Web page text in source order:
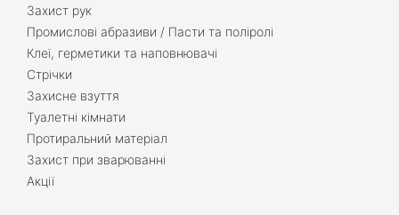
Захист рук
Промислові абразиви / Пасти та поліролі
Клеї, герметики та наповнювачі
Стрічки
Захисне взуття
Туалетні кімнати
Протиральний матеріал
Захист при зварюванні
Акції